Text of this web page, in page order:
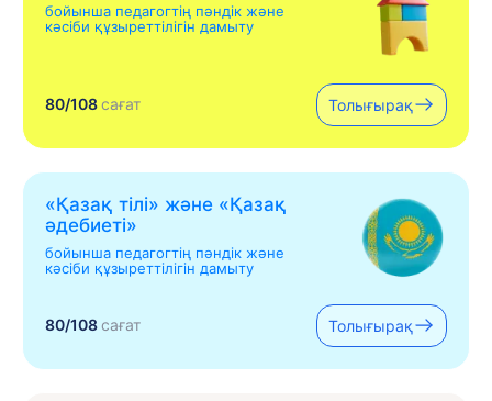
бойынша педагогтің пәндік және
кәсіби құзыреттілігін дамыту
80/108сағат Толығырақ
«Қазақ тілі» жəне «Қазақ
əдебиеті»
бойынша педагогтің пәндік және
кәсіби құзыреттілігін дамыту
80/108сағат Толығырақ